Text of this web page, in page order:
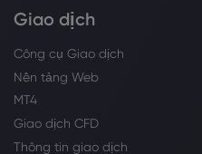
Giao dịch
Công cụ Giao dịch
Nền tảng Web
MT4
Giao dịch CFD
Thông tin giao dịch